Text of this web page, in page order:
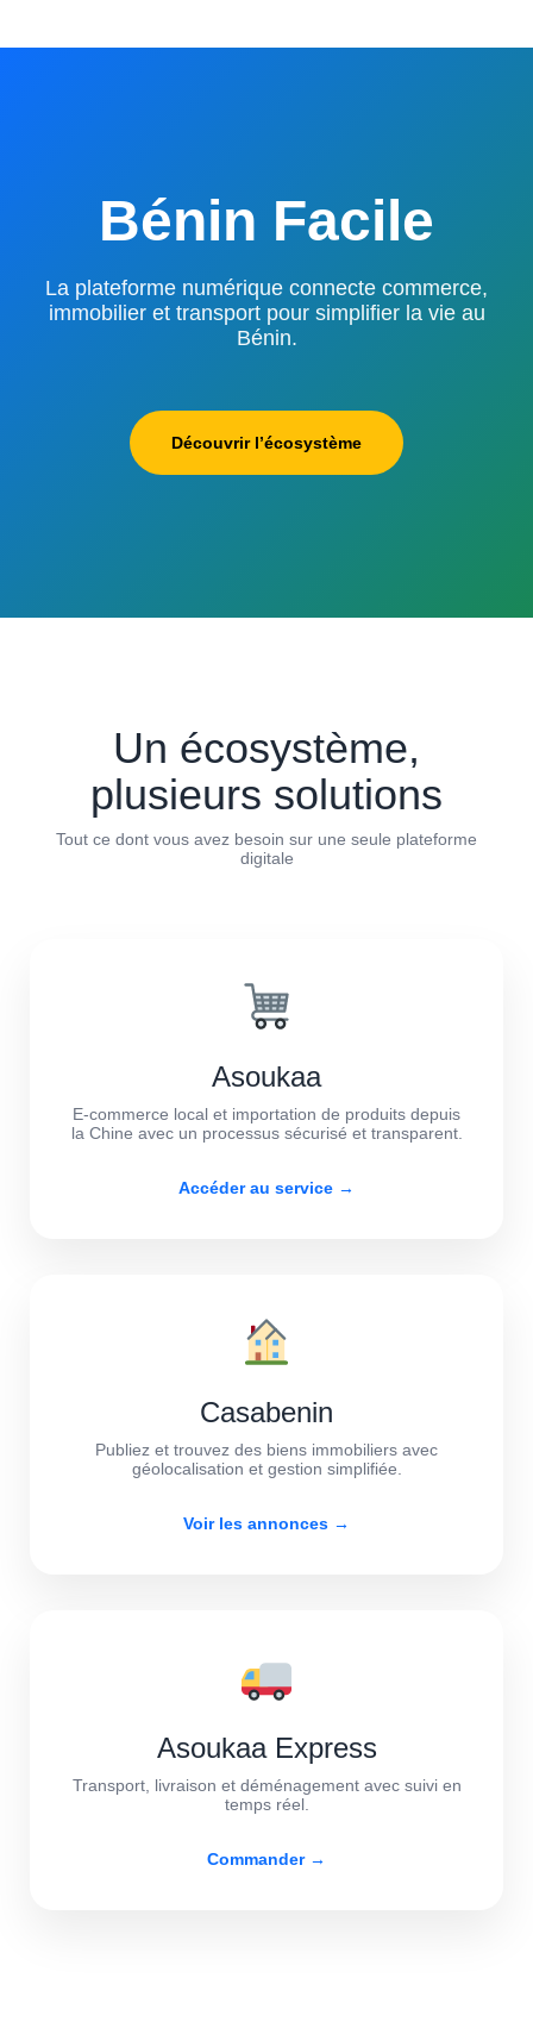
Bénin Facile
La plateforme numérique connecte commerce,
immobilier et transport pour simplifier la vie au
Bénin.
Découvrir l’écosystème
Un écosystème,
plusieurs solutions
Tout ce dont vous avez besoin sur une seule plateforme
digitale
Asoukaa
E-commerce local et importation de produits depuis
la Chine avec un processus sécurisé et transparent.
Accéder au service →
Casabenin
Publiez et trouvez des biens immobiliers avec
géolocalisation et gestion simplifiée.
Voir les annonces →
Asoukaa Express
Transport, livraison et déménagement avec suivi en
temps réel.
Commander →